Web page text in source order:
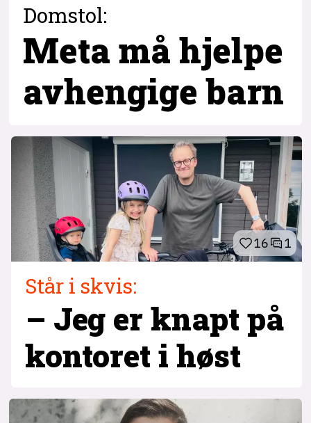
Domstol:
Meta må hjelpe
avhengige barn
16 1
Står i skvis:
– Jeg er knapt på
kontoret i høst